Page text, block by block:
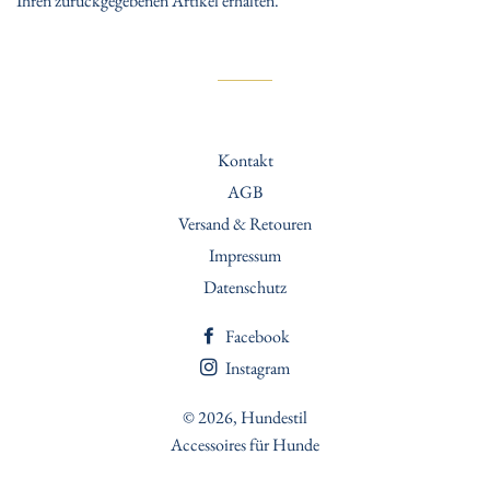
Kontakt
AGB
Versand & Retouren
Impressum
Datenschutz
Facebook
Instagram
© 2026,Hundestil
Accessoires für Hunde